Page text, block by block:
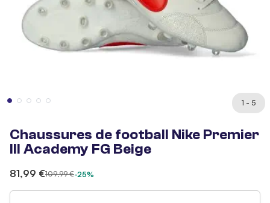
1 - 5
Chaussures de football Nike Premier
III Academy FG Beige
81,99 €109,99 €-25%